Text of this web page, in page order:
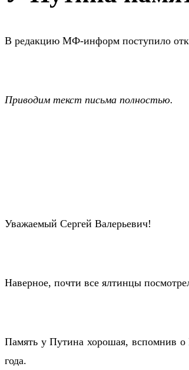
В редакцию МФ-информ поступило
Приводим текст письма полностью.
Уважаемый Сергей Валерьевич!
Наверное, почти все ялтинцы
Память у Путина хорошая, вспомнив о
года.